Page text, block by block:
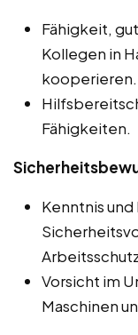
Fähigkeit,
Kollegen in
kooperieren.
Fähigkeiten.
Kenntnis
Vorsicht im
Maschinen